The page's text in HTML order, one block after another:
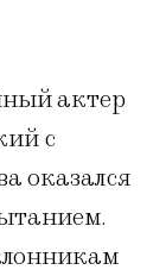
актер
с
оказался